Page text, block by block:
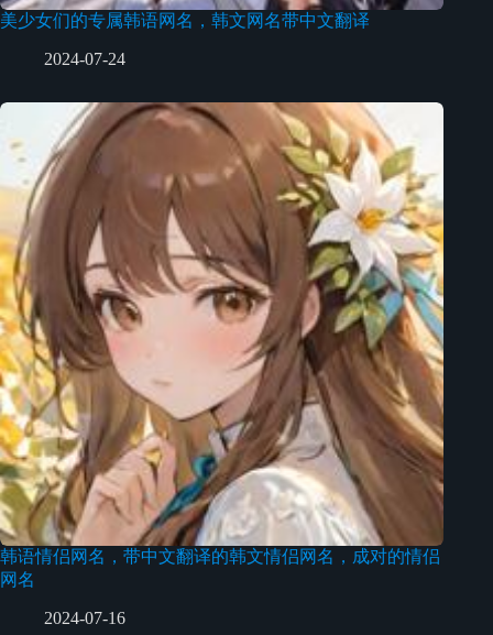
美少女们的专属韩语网名，韩文网名带中文翻译
2024-07-24
韩语情侣网名，带中文翻译的韩文情侣网名，成对的情侣
网名
2024-07-16